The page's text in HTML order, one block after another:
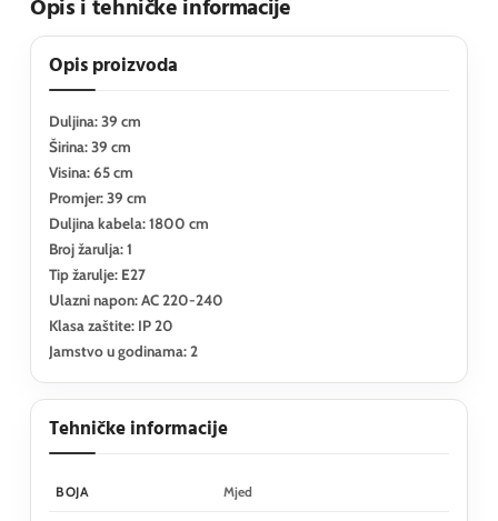
Opis i tehničke informacije
Opis proizvoda
Duljina: 39 cm
Širina: 39 cm
Visina: 65 cm
Promjer: 39 cm
Duljina kabela: 1800 cm
Broj žarulja: 1
Tip žarulje: E27
Ulazni napon: AC 220-240
Klasa zaštite: IP 20
Jamstvo u godinama: 2
Tehničke informacije
BOJA Mjed